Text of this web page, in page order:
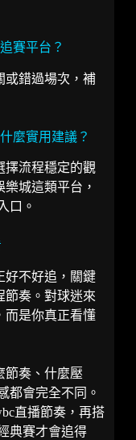
賽平台？
或錯過場次，補
麼實用建議？
擇流程穩定的觀
城這類平台，
口。
好不好追，關鍵
節奏。對球迷來
而是你真正看懂
節奏、什麼壓
都會完全不同。
直播節奏，再搭
典賽才會追得